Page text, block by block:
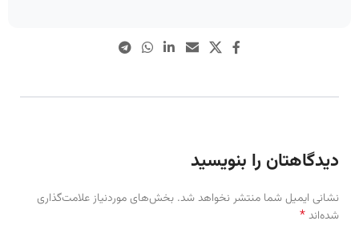
دیدگاهتان را بنویسید
نشانی ایمیل شما منتشر نخواهد شد. بخش‌های موردنیاز علامت‌گذاری
شده‌اند*